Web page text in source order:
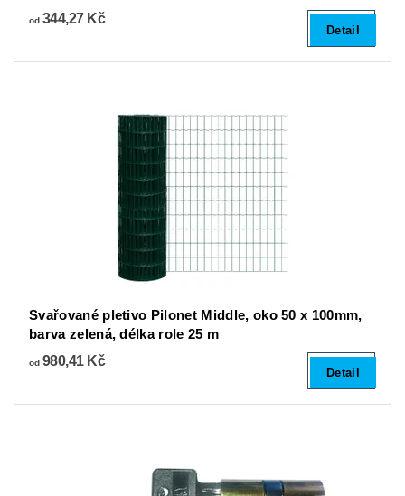
od344,27 Kč
Detail
Svařované pletivo Pilonet Middle, oko 50 x 100mm,
barva zelená, délka role 25 m
od980,41 Kč
Detail